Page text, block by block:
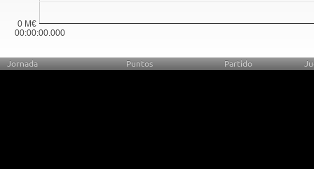
00:00:00.000
0 M€
Jornada Puntos Partido